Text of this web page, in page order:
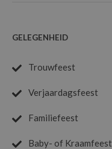
GELEGENHEID
Trouwfeest
Verjaardagsfeest
Familiefeest
Baby- of Kraamfeest